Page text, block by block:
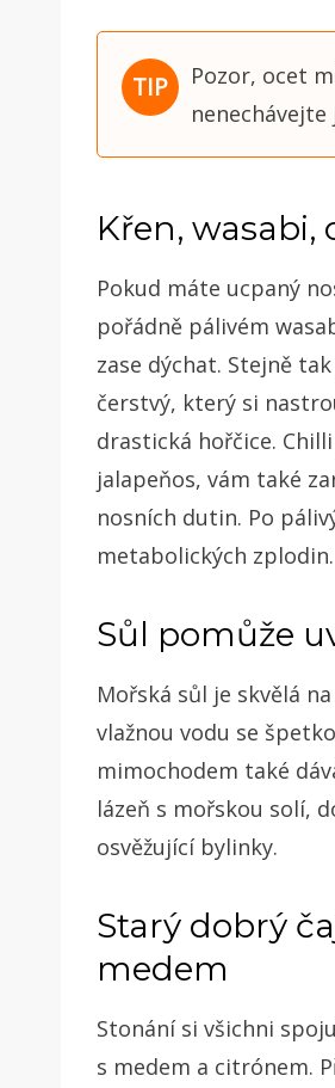
Pozor, ocet
Křen,
Pokud máte ucpaný
pořádně pálivém
zase dýchat. Stejně
čerstvý, který si
drastická hořčice.
jalapeňos, vám také
nosních dutin. Po
metabolických zplodin.
Sůl pomůže
Mořská sůl je skvělá
vlažnou vodu se
mimochodem také
lázeň s mořskou solí,
osvěžující bylinky.
Starý dobrý
medem
Stonání si všichni
s medem a citrónem.